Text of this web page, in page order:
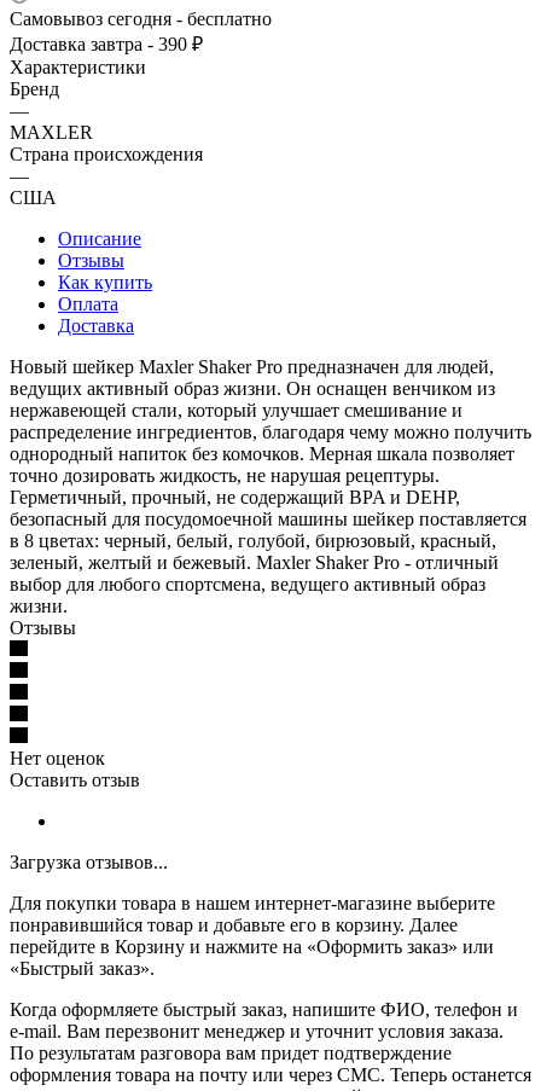
Самовывоз сегодня - бесплатно
Доставка завтра - 390 ₽
Характеристики
Бренд
—
MAXLER
Страна происхождения
—
США
Описание
Отзывы
Как купить
Оплата
Доставка
Новый шейкер Maxler Shaker Pro предназначен для людей,
ведущих активный образ жизни. Он оснащен венчиком из
нержавеющей стали, который улучшает смешивание и
распределение ингредиентов, благодаря чему можно получить
однородный напиток без комочков. Мерная шкала позволяет
точно дозировать жидкость, не нарушая рецептуры.
Герметичный, прочный, не содержащий BPA и DEHP,
безопасный для посудомоечной машины шейкер поставляется
в 8 цветах: черный, белый, голубой, бирюзовый, красный,
зеленый, желтый и бежевый. Maxler Shaker Pro - отличный
выбор для любого спортсмена, ведущего активный образ
жизни.
Отзывы
Нет оценок
Оставить отзыв
Загрузка отзывов...
Для покупки товара в нашем интернет-магазине выберите
понравившийся товар и добавьте его в корзину. Далее
перейдите в Корзину и нажмите на «Оформить заказ» или
«Быстрый заказ».
Когда оформляете быстрый заказ, напишите ФИО, телефон и
e-mail. Вам перезвонит менеджер и уточнит условия заказа.
По результатам разговора вам придет подтверждение
оформления товара на почту или через СМС. Теперь останется